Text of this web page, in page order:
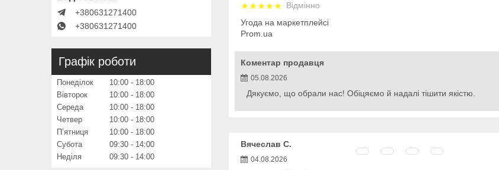
Відмінно
Угода на маркетплейсі
Prom.ua
Коментар продавця
05.08.2026
Дякуємо, що обрали нас! Обіцяємо й надалі тішити якістю.
Вячеслав С.
04.08.2026
+380631271400
+380631271400
Графік роботи
Понеділок 10:00
18:00
Вівторок
10:00
18:00
Середа
10:00
18:00
Четвер
10:00
18:00
Пʼятниця
10:00
18:00
Субота
09:30
14:00
Неділя
09:30 14:00